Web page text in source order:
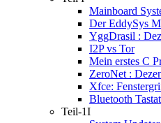
Mainboard
Der EddySys
YggDrasil :
I2P vs Tor
Mein erstes C
ZeroNet :
Xfce:
Bluetooth
Teil-1I